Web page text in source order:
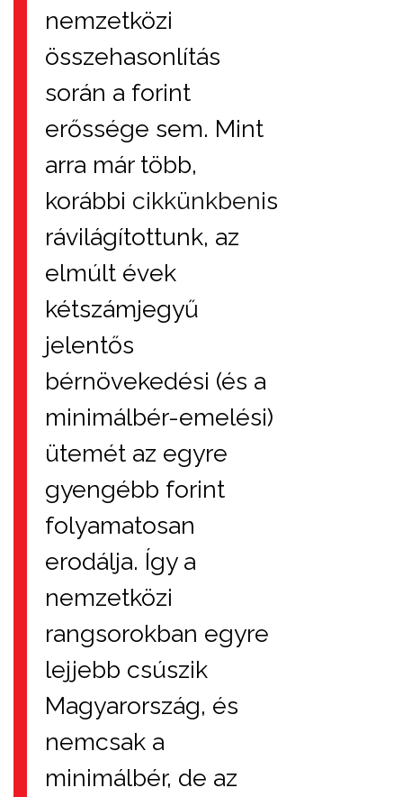
nemzetközi
összehasonlítás
során a forint
erőssége sem. Mint
arra már több,
korábbi cikkünkbenis
rávilágítottunk, az
elmúlt évek
kétszámjegyű
jelentős
bérnövekedési (és a
minimálbér-emelési)
ütemét az egyre
gyengébb forint
folyamatosan
erodálja. Így a
nemzetközi
rangsorokban egyre
lejjebb csúszik
Magyarország, és
nemcsak a
minimálbér, de az